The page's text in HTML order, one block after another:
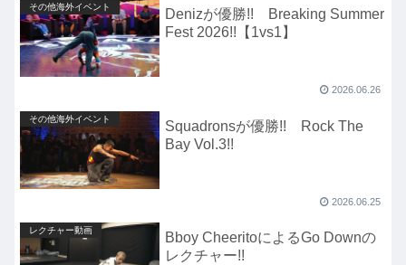
その他海外イベント
Denizが優勝!! Breaking Summer
Fest 2026!!【1vs1】
2026.06.26
その他海外イベント
Squadronsが優勝!! Rock The
Bay Vol.3!!
2026.06.25
レクチャー動画
Bboy CheeritoによるGo Downの
レクチャー!!